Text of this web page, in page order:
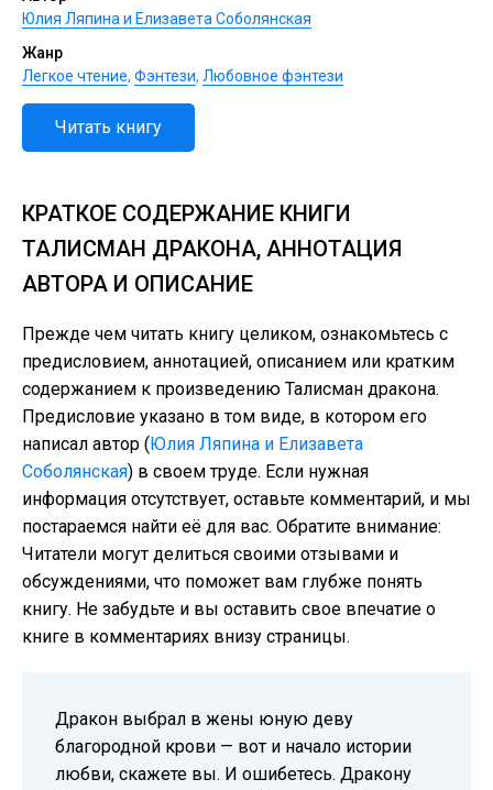
Юлия Ляпина и Елизавета Соболянская
Жанр
Легкое чтение, Фэнтези, Любовное фэнтези
Читать книгу
КРАТКОЕ СОДЕРЖАНИЕ КНИГИ
ТАЛИСМАН ДРАКОНА, АННОТАЦИЯ
АВТОРА И ОПИСАНИЕ
Прежде чем читать книгу целиком, ознакомьтесь с
предисловием, аннотацией, описанием или кратким
содержанием к произведению Талисман дракона.
Предисловие указано в том виде, в котором его
написал автор (Юлия Ляпина и Елизавета
Соболянская) в своем труде. Если нужная
информация отсутствует, оставьте комментарий, и мы
постараемся найти её для вас. Обратите внимание:
Читатели могут делиться своими отзывами и
обсуждениями, что поможет вам глубже понять
книгу. Не забудьте и вы оставить свое впечатие о
книге в комментариях внизу страницы.
Дракон выбрал в жены юную деву
благородной крови — вот и начало истории
любви, скажете вы. И ошибетесь. Дракону